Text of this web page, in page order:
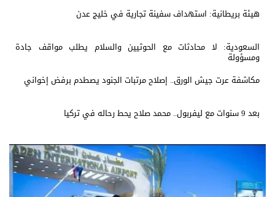
هيئة بريطانية: استهداف سفينة تجارية في خليج عدن
السعودية: لا محادثات مع الحوثيين والسلام يطلب مواقف جادة
ومسؤولة
مكاشفة عرت جيش الورق.. إصلاح مرتبات الجنود يصطدم برفض إخواني
بعد 9 سنوات مع ليفربول.. محمد صلاح يحط رحاله في تركيا